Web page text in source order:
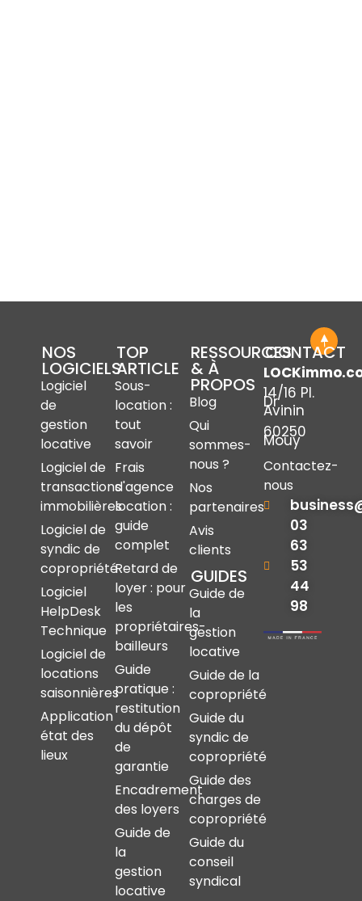
NOS
LOGICIELS
Logiciel
de
gestion
locative
Logiciel de
transactions
immobilières
Logiciel de
syndic de
copropriété
Logiciel
HelpDesk
Technique
Logiciel de
locations
saisonnières
Application
état des
lieux
TOP
ARTICLE
Sous-
location :
tout
savoir
Frais
d'agence
location :
guide
complet
Retard de
loyer : pour
les
propriétaires-
bailleurs
Guide
pratique :
restitution
du dépôt
de
garantie
Encadrement
des loyers
Guide de
la
gestion
locative
RESSOURCES
& À
PROPOS
Blog
Qui
sommes-
nous ?
Nos
partenaires
Avis
clients
GUIDES
Guide de
la
gestion
locative
Guide de la
copropriété
Guide du
syndic de
copropriété
Guide des
charges de
copropriété
Guide du
conseil
syndical
CONTACT
14/16 Pl.
Dr
Avinin
60250
Mouy
Contactez-
nous
03
63
53
44
98